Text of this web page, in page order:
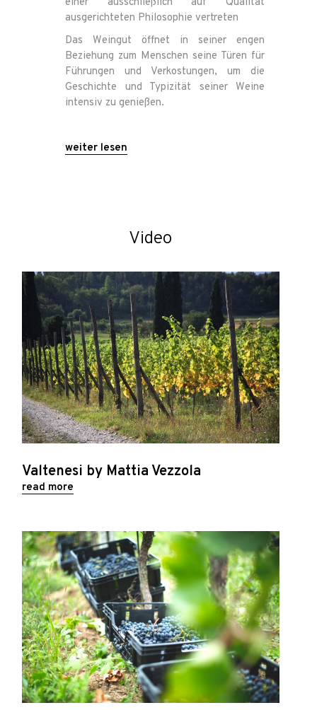
ausgerichteten Philosophie vertreten
Das Weingut öffnet in seiner engen
Beziehung zum Menschen seine Türen für
Führungen und Verkostungen, um die
Geschichte und Typizität seiner Weine
intensiv zu genießen.
weiter lesen
Video
Valtenesi by Mattia Vezzola
read more